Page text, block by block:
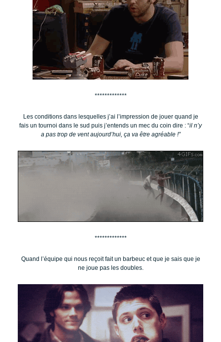
*************
Les conditions dans lesquelles j’ai l’impression de jouer quand je
fais un tournoi dans le sud puis j’entends un mec du coin dire : “il n’y
a pas trop de vent aujourd’hui, ça va être agréable !”
*************
Quand l’équipe qui nous reçoit fait un barbeuc et que je sais que je
ne joue pas les doubles.